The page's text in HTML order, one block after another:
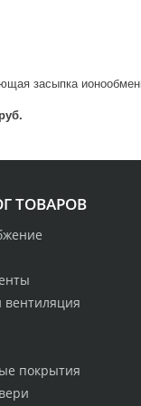
ТОВАРОВ
вентиляция
покрытия